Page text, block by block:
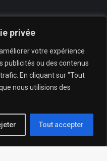
privée
votre expérience
publicités ou des contenus
En cliquant sur "Tout
nous utilisions des
Tout accepter